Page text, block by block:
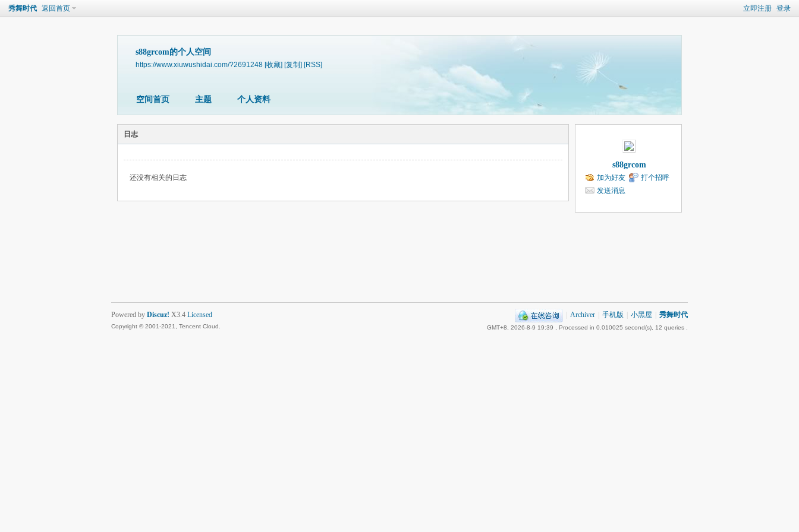
立即注册 登录
秀舞时代 返回首页
s88grcom的个人空间
https://www.xiuwushidai.com/?2691248 [收藏] [复制] [RSS]
空间首页 主题 个人资料
日志
还没有相关的日志
s88grcom
加为好友
打个招呼
发送消息
Archiver 手机版 小黑屋 秀舞时代
GMT+8, 2026-8-9 19:39 , Processed in 0.010025 second(s), 12 queries .
Powered by Discuz! X3.4 Licensed
Copyright © 2001-2021, Tencent Cloud.